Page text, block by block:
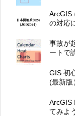
ArcGIS
の対応
事故が
ートで
GIS 初
(最新版
ArcGIS
てみよ